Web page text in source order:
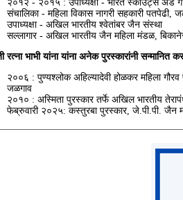
२०१२ - २०१५ : उपाध्यक्षा - भारत स्काउट्स अँड
संचालिका - महिला विकास नागरी सहकारी पतपेढी,
उपाध्यक्षा - अखिल भारतीय श्वेतांबर जैन संस्था
सल्लागार - अखिल भारतीय जैन महिला मंडळ,
रत्ना भाभी यांना यांना अनेक पुरस्कारांनी
२००६ : पुण्यश्लोक अहिल्यादेवी होळकर महिला गौरव
जळगाव
२०१० : अस्मिता पुरस्कार तर्फे अखिल भारतीय
फेब्रुवारी २०२५: कस्तुरबा पुरस्कार, जे.पी.पी. जैन